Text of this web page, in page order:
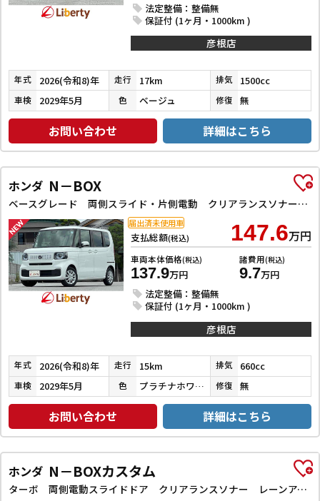
法定整備：整備無
保証付 (1ヶ月・1000km )
彦根店
年式 2026(令和8)年 走行 17km 排気 1500cc
車検 2029年5月 色 ベージュ 修復 無
お問い合わせ 詳細はこちら
ホンダ N－BOX
ベースグレード 両側スライド・片側電動 クリアランスソナー オートクルーズコントロール レーンアシスト オートライト スマートキー アイドリングストップ 電動格納ミラー シートヒーター ベンチシート
支払総額(税込) 147.6万円
車両本体価格(税込)
137.9万円
諸費用(税込)
9.7万円
法定整備：整備無
保証付 (1ヶ月・1000km )
届出済未使用車
彦根店
年式 2026(令和8)年 走行 15km 排気 660cc
車検 2029年5月 色 プラチナホワイトパール 修復 無
お問い合わせ 詳細はこちら
ホンダ N－BOXカスタム
ターボ 両側電動スライドドア クリアランスソナー レーンアシスト オートライト スマートキー アイドリングストップ 電動格納ミラー ベンチシート CVT ESC USB チップアップシート